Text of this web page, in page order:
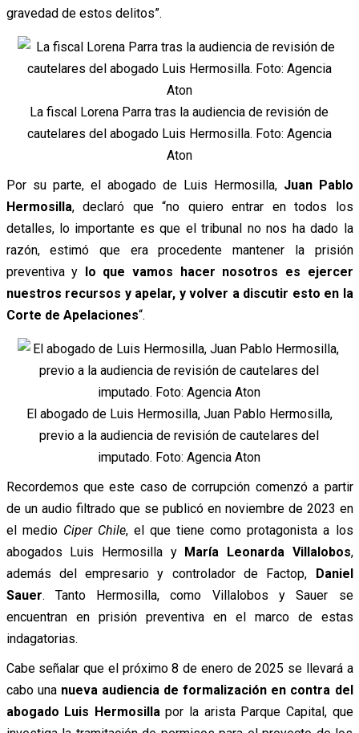
gravedad de estos delitos”.
La fiscal Lorena Parra tras la audiencia de revisión de
cautelares del abogado Luis Hermosilla. Foto: Agencia
Aton
Por su parte, el abogado de Luis Hermosilla, Juan Pablo
Hermosilla, declaró que “no quiero entrar en todos los
detalles, lo importante es que el tribunal no nos ha dado la
razón, estimó que era procedente mantener la prisión
preventiva y lo que vamos hacer nosotros es ejercer
nuestros recursos y apelar, y volver a discutir esto en la
Corte de Apelaciones“.
El abogado de Luis Hermosilla, Juan Pablo Hermosilla,
previo a la audiencia de revisión de cautelares del
imputado. Foto: Agencia Aton
Recordemos que este caso de corrupción comenzó a partir
de un audio filtrado que se publicó en noviembre de 2023 en
el medioCiper Chile, el que tiene como protagonista a los
abogados Luis Hermosilla y María Leonarda Villalobos,
además del empresario y controlador de Factop, Daniel
Sauer.
Tanto Hermosilla, como Villalobos y Sauer se
encuentran en prisión preventiva en el marco de estas
indagatorias.
Cabe señalar que el próximo 8 de enero de 2025 se llevará a
cabo una nueva audiencia de formalización en contra del
abogado Luis Hermosillapor la arista Parque Capital, que